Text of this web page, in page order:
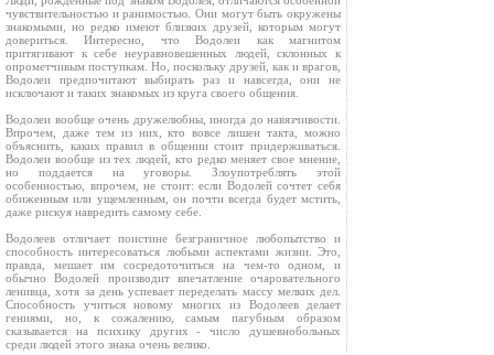
чувствительностью и ранимостью. Они могут быть окружены
знакомыми, но редко имеют близких друзей, которым могут
довериться. Интересно, что Водолеи как магнитом
притягивают к себе неуравновешенных людей, склонных к
опрометчивым поступкам. Но, поскольку друзей, как и врагов,
Водолеи предпочитают выбирать раз и навсегда, они не
исключают и таких знакомых из круга своего общения.
Водолеи вообще очень дружелюбны, иногда до навязчивости.
Впрочем, даже тем из них, кто вовсе лишен такта, можно
объяснить, каких правил в общении стоит придерживаться.
Водолеи вообще из тех людей, кто редко меняет свое мнение,
но поддается на уговоры. Злоупотреблять этой
особенностью, впрочем, не стоит: если Водолей сочтет себя
обиженным или ущемленным, он почти всегда будет мстить,
даже рискуя навредить самому себе.
Водолеев отличает поистине безграничное любопытство и
способность интересоваться любыми аспектами жизни. Это,
правда, мешает им сосредоточиться на чем-то одном, и
обычно Водолей производит впечатление очаровательного
ленивца, хотя за день успевает переделать массу мелких дел.
Способность учиться новому многих из Водолеев делает
гениями, но, к сожалению, самым пагубным образом
сказывается на психику других - число душевнобольных
среди людей этого знака очень велико.